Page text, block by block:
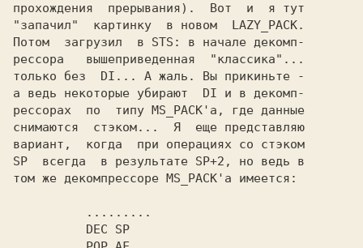
прохождения  прерывания).  Вот  и  я тут
"запачил"  картинку  в новом
Потом  загрузил  в STS: в начале декомп-
рессора   вышеприведенная  "классика"...
только без
DI...
А жаль. Вы прикиньте -
а ведь некоторые убирают
DI и в декомп-
рессорах  по  типу MS_PACK'а,
где данные
снимаются  стэком...  Я  еще представляю
вариант,  когда  при операциях со стэком
SP  всегда  в результате SP+2, но ведь в
том же декомпрессоре MS_PACK'а имеется: